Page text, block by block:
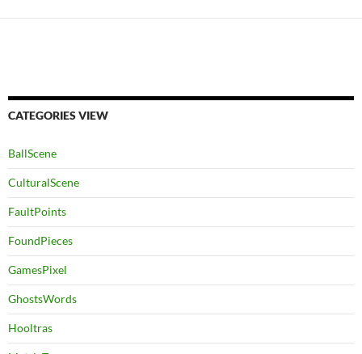
CATEGORIES VIEW
BallScene
CulturalScene
FaultPoints
FoundPieces
GamesPixel
GhostsWords
Hooltras